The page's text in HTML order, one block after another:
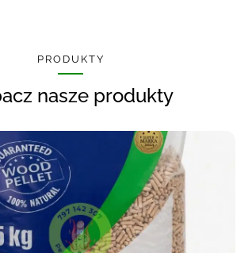
PRODUKTY
nasze produkty